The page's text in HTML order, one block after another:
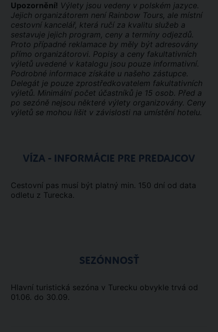
Upozornění! Výlety jsou vedeny v polském jazyce.
Jejich organizátorem není Rainbow Tours, ale místní
cestovní kancelář, která ručí za kvalitu služeb a
sestavuje jejich program, ceny a termíny odjezdů.
Proto případné reklamace by měly být adresovány
přímo organizátorovi. Popisy a ceny fakultativních
výletů uvedené v katalogu jsou pouze informativní.
Podrobné informace získáte u našeho zástupce.
Delegát je pouze zprostředkovatelem fakultativních
výletů. Minimální počet účastníků je 15 osob. Před a
po sezóně nejsou některé výlety organizovány. Ceny
výletů se mohou lišit v závislosti na umístění hotelu.
VÍZA - INFORMÁCIE PRE PREDAJCOV
Cestovní pas musí být platný min. 150 dní od data
odletu z Turecka.
SEZÓNNOSŤ
Hlavní turistická sezóna v Turecku obvykle trvá od
01.06. do 30.09.